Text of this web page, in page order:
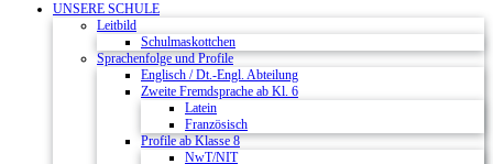
UNSERE SCHULE
Leitbild
Schulmaskottchen
Sprachenfolge und Profile
Englisch / Dt.-Engl. Abteilung
Zweite Fremdsprache ab Kl. 6
Latein
Französisch
Profile ab Klasse 8
NwT/NIT